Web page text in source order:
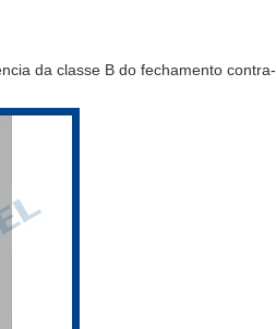
da classe B do fechamento contra-